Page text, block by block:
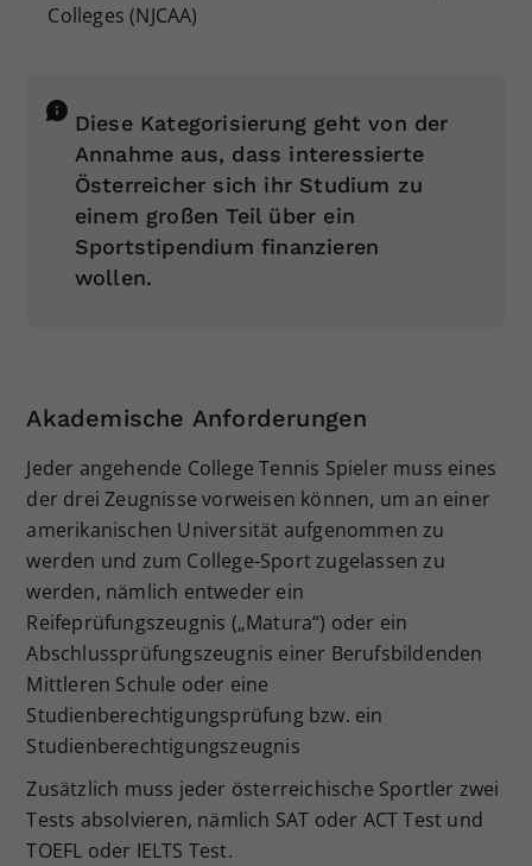
Colleges (NJCAA)
Diese Kategorisierung geht von der
Annahme aus, dass interessierte
Österreicher sich ihr Studium zu
einem großen Teil über ein
Sportstipendium finanzieren
wollen.
Akademische Anforderungen
Jeder angehende College Tennis Spieler muss eines
der drei Zeugnisse vorweisen können, um an einer
amerikanischen Universität aufgenommen zu
werden und zum College-Sport zugelassen zu
werden, nämlich entweder ein
Reifeprüfungszeugnis („Matura“) oder ein
Abschlussprüfungszeugnis einer Berufsbildenden
Mittleren Schule oder eine
Studienberechtigungsprüfung bzw. ein
Studienberechtigungszeugnis
Zusätzlich muss jeder österreichische Sportler zwei
Tests absolvieren, nämlich SAT oder ACT Test und
TOEFL oder IELTS Test.